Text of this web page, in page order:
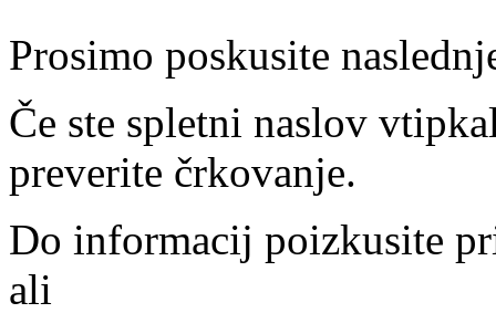
Prosimo poskusite
Če ste spletni naslov
preverite črkovanje.
Do informacij poizkusite
ali